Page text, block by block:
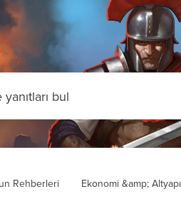
Rehberleri Ekonomi &amp; Altyapı